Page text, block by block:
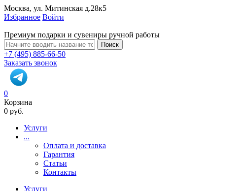
Москва, ул. Митинская д.28к5
Избранное Войти
Премиум подарки и сувениры ручной работы
Поиск
+7 (495) 885-66-50
Заказать звонок
0
Корзина
0 руб.
Услуги
...
Оплата и доставка
Гарантия
Статьи
Контакты
Услуги